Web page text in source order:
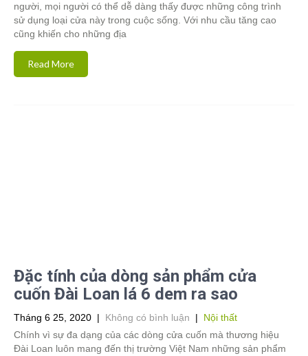
người, mọi người có thể dễ dàng thấy được những công trình
sử dụng loại cửa này trong cuộc sống. Với nhu cầu tăng cao
cũng khiến cho những địa
Read More
Đặc tính của dòng sản phẩm cửa
cuốn Đài Loan lá 6 dem ra sao
Tháng 6 25, 2020 | Không có bình luận | Nội thất
Chính vì sự đa dạng của các dòng cửa cuốn mà thương hiệu
Đài Loan luôn mang đến thị trường Việt Nam những sản phẩm